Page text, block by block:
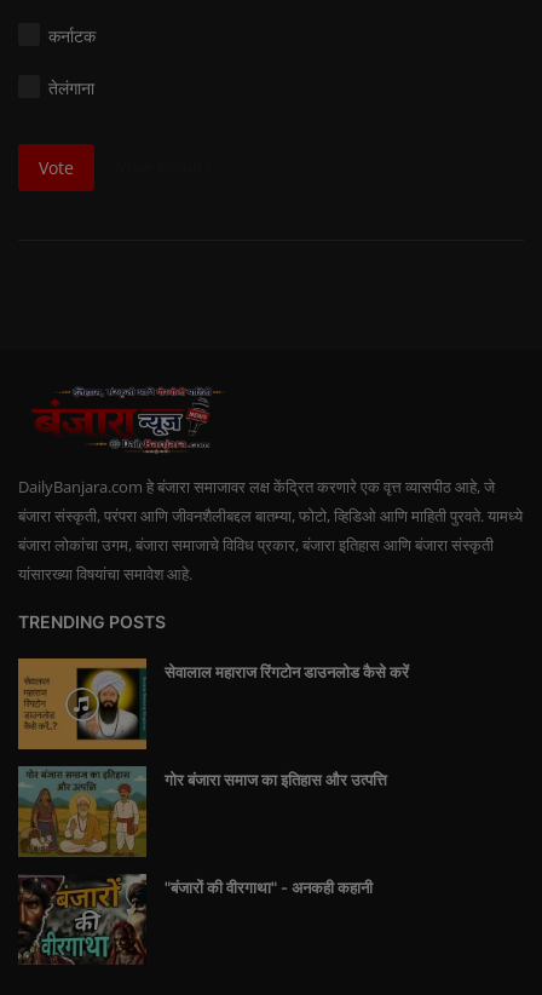
कर्नाटक
तेलंगाना
Vote
DailyBanjara.com हे बंजारा समाजावर लक्ष केंद्रित करणारे एक वृत्त व्यासपीठ आहे, जे
बंजारा संस्कृती, परंपरा आणि जीवनशैलीबद्दल बातम्या, फोटो, व्हिडिओ आणि माहिती पुरवते. यामध्ये
बंजारा लोकांचा उगम, बंजारा समाजाचे विविध प्रकार, बंजारा इतिहास आणि बंजारा संस्कृती
यांसारख्या विषयांचा समावेश आहे.
TRENDING POSTS
सेवालाल महाराज रिंगटोन डाउनलोड कैसे करें
गोर बंजारा समाज का इतिहास और उत्पत्ति
"बंजारों की वीरगाथा" - अनकही कहानी